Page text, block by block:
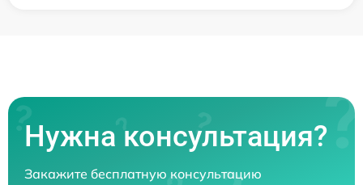
Нужна консультация?
Закажите бесплатную консультацию